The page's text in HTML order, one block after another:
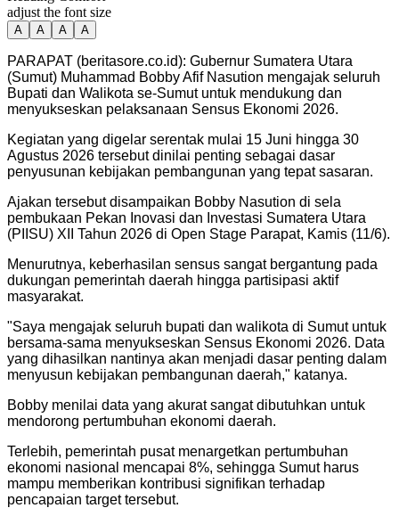
adjust the font size
A A A A
PARAPAT (beritasore.co.id): Gubernur Sumatera Utara
(Sumut) Muhammad Bobby Afif Nasution mengajak seluruh
Bupati dan Walikota se-Sumut untuk mendukung dan
menyukseskan pelaksanaan Sensus Ekonomi 2026.
Kegiatan yang digelar serentak mulai 15 Juni hingga 30
Agustus 2026 tersebut dinilai penting sebagai dasar
penyusunan kebijakan pembangunan yang tepat sasaran.
Ajakan tersebut disampaikan Bobby Nasution di sela
pembukaan Pekan Inovasi dan Investasi Sumatera Utara
(PIISU) XII Tahun 2026 di Open Stage Parapat, Kamis (11/6).
Menurutnya, keberhasilan sensus sangat bergantung pada
dukungan pemerintah daerah hingga partisipasi aktif
masyarakat.
"Saya mengajak seluruh bupati dan walikota di Sumut untuk
bersama-sama menyukseskan Sensus Ekonomi 2026. Data
yang dihasilkan nantinya akan menjadi dasar penting dalam
menyusun kebijakan pembangunan daerah," katanya.
Bobby menilai data yang akurat sangat dibutuhkan untuk
mendorong pertumbuhan ekonomi daerah.
Terlebih, pemerintah pusat menargetkan pertumbuhan
ekonomi nasional mencapai 8%, sehingga Sumut harus
mampu memberikan kontribusi signifikan terhadap
pencapaian target tersebut.